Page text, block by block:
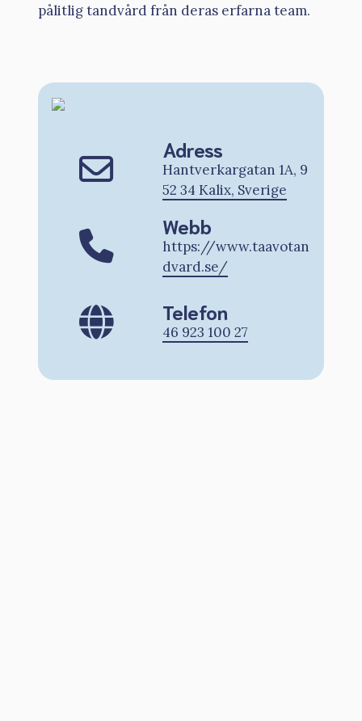
pålitlig tandvård från deras erfarna team.
Adress
Hantverkargatan 1A, 9
52 34 Kalix, Sverige
Webb
https://www.taavotan
dvard.se/
Telefon
46 923 100 27